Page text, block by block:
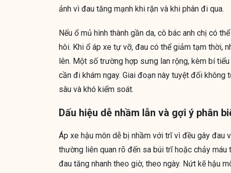
ảnh vì đau tăng mạnh khi rặn và khi phân đi qua.
Nếu ổ mủ hình thành gần da, cô bác anh chị có
hôi. Khi ổ áp xe tự vỡ, đau có thể giảm tạm thời,
lên. Một số trường hợp sưng lan rộng, kèm bí
cần đi khám ngay. Giai đoạn này tuyệt đối không
sâu và khó kiểm soát.
Dấu hiệu dễ nhầm lẫn và gợi ý phân
Áp xe hậu môn dễ bị nhầm với trĩ vì đều gây đau
thường liên quan rõ đến sa búi trĩ hoặc chảy
đau tăng nhanh theo giờ, theo ngày. Nứt kẽ hậu